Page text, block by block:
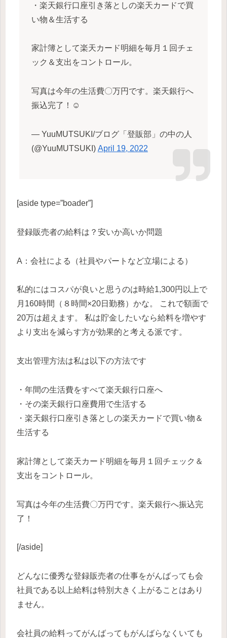
・楽天銀行口座引き落としの楽天カードで買
い物＆生活する
家計簿として楽天カード明細を毎月１回チェ
ック＆支出をコントロール。
写真は今年の生活費〇万円です。楽天銀行へ
振込完了！☺️
— YuuMUTSUKI/ブログ「登販部」の中の人
(@YuuMUTSUKI) April 19, 2022
[aside type=”boader”]
登録販売者の給料は？安いか高いか問題
A：会社による（社員やパートなど立場による）
私的にはコスパが良いと思うのは時給1,300円以上で
月160時間（８時間×20日勤務）かな。 これで額面で
20万は超えます。 私は貯金したいなら給料を増やす
より支出を減らす方が効果的と考える派です。
支出管理方法は私は以下の方法です
・年間の生活費をすべて楽天銀行口座へ
・その楽天銀行口座費用で生活する
・楽天銀行口座引き落としの楽天カードで買い物＆
生活する
家計簿として楽天カード明細を毎月１回チェック＆
支出をコントロール。
写真は今年の生活費〇万円です。楽天銀行へ振込完
了！
[/aside]
どんなに優秀な登録販売者の仕事をがんばっても会
社員である以上給料は特別大きく上がることはあり
ません。
会社員の給料ってがんばってもがんばらなくいても